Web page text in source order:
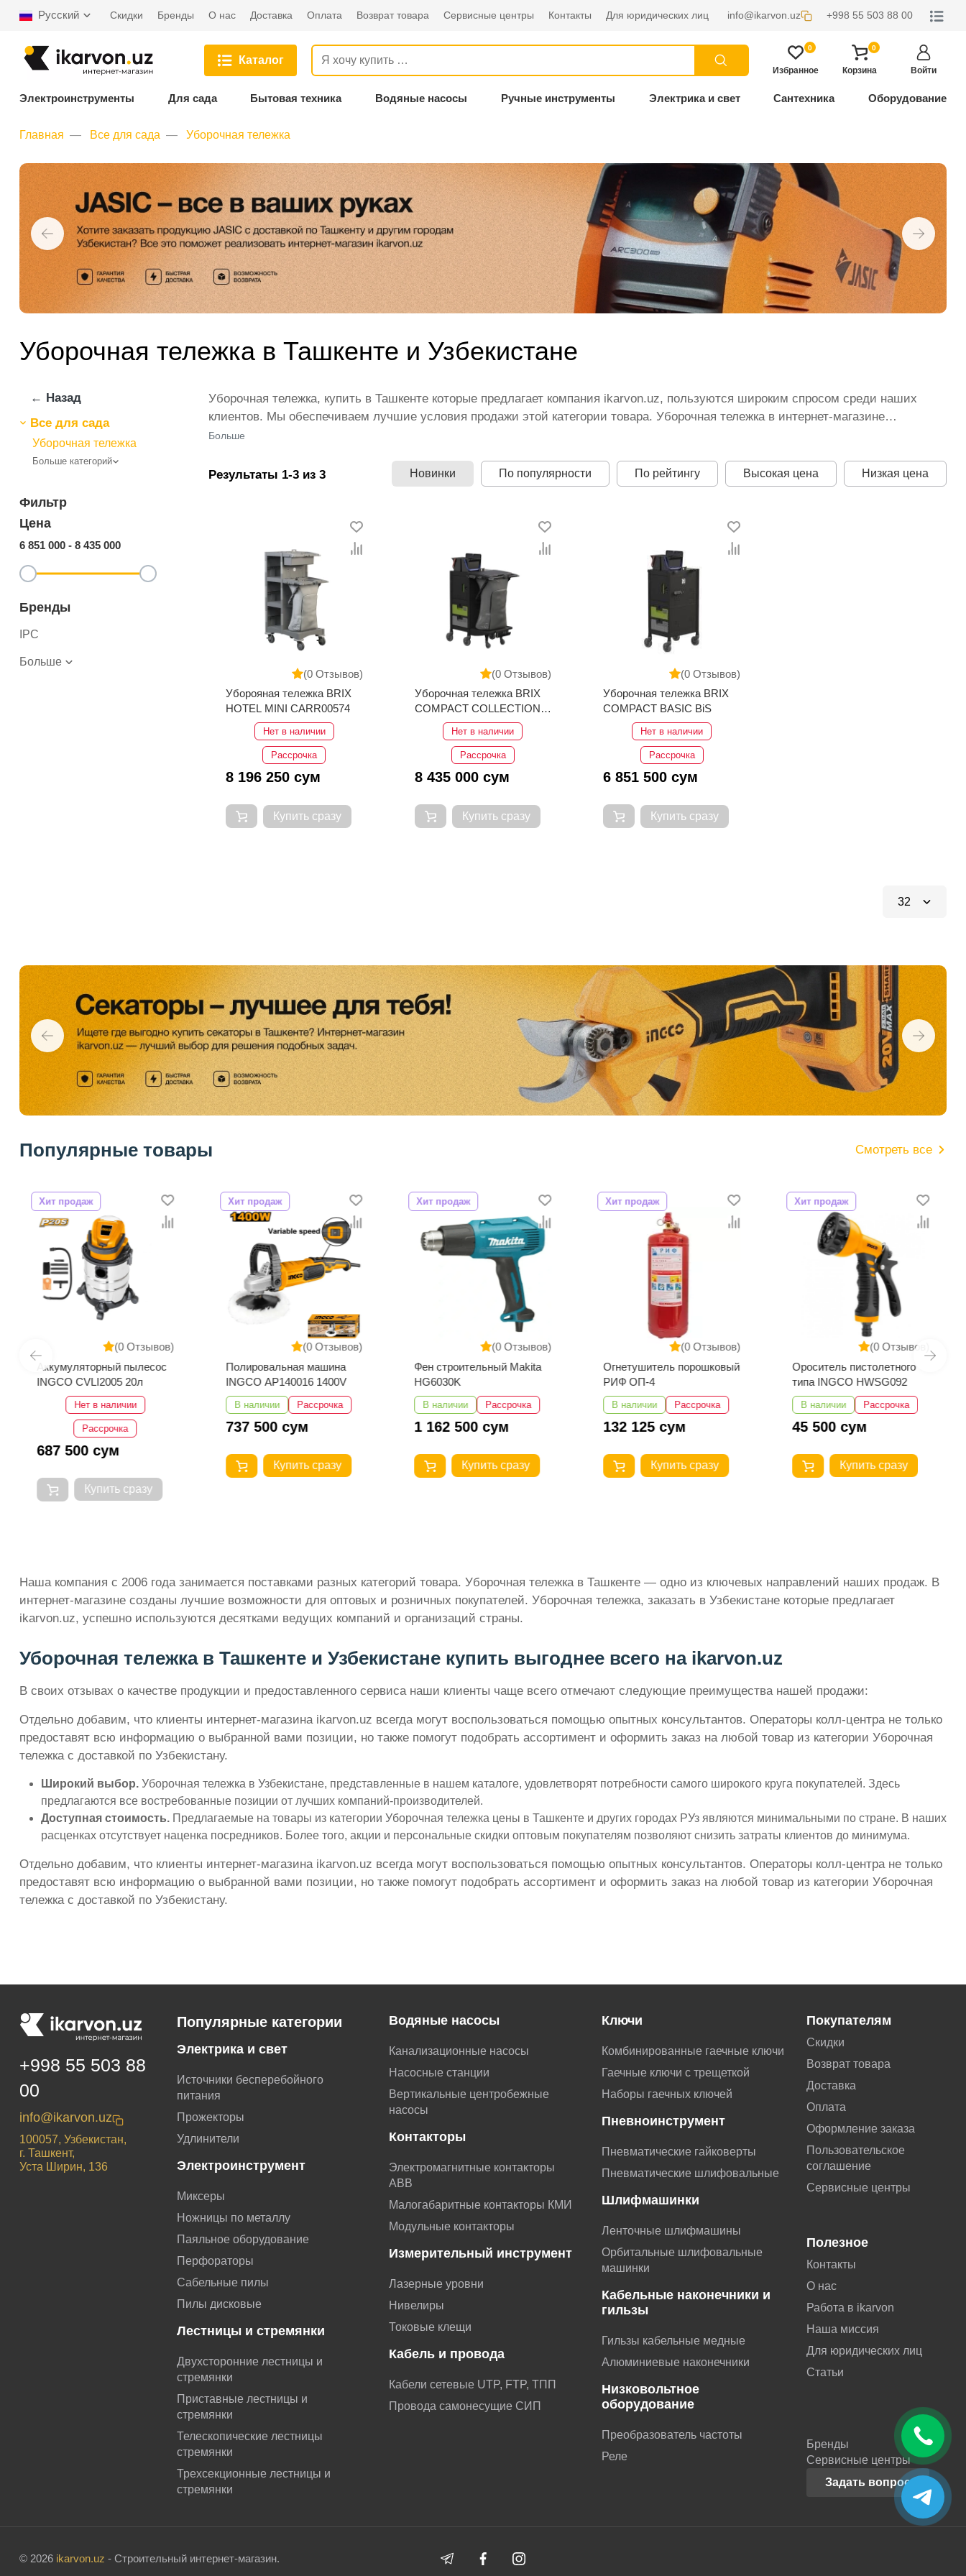
Русский Скидки Бренды О нас Доставка Оплата Возврат товара Сервисные центры Контакты Для юридических лиц info@ikarvon.uz +998 55 503 88 00
Каталог
0
Избранное
0
Корзина Войти
Электроинструменты Для сада Бытовая техника Водяные насосы Ручные инструменты Электрика и свет Сантехника Оборудование
Главная Все для сада Уборочная тележка
Уборочная тележка в Ташкенте и Узбекистане
← Назад
Все для сада
Уборочная тележка
Больше категорий
Фильтр
Цена
6 851 000 - 8 435 000
Бренды
IPC
Больше
Уборочная тележка, купить в Ташкенте которые предлагает компания ikarvon.uz, пользуются широким спросом среди наших
клиентов. Мы обеспечиваем лучшие условия продажи этой категории товара. Уборочная тележка в интернет-магазине
представлены ведущими производителями и брендами, список которых постоянно расширяется. Мы доставляем товар в любом
— это самый широкий диапазон цен. Причем здесь представлена оптимальная цена для каждой позиции из категории
Больше
Результаты 1-3 из 3 Новинки По популярности По рейтингу Высокая цена Низкая цена
(0 Отзывов)
Уборояная тележка BRIX
HOTEL MINI CARR00574
Нет в наличии
Рассрочка
8 196 250 сум
Купить сразу
(0 Отзывов)
Уборочная тележка BRIX
COMPACT COLLECTION
CARR01849
Нет в наличии
Рассрочка
8 435 000 сум
Купить сразу
(0 Отзывов)
Уборочная тележка BRIX
COMPACT BASIC BiS
Нет в наличии
Рассрочка
6 851 500 сум
Купить сразу
32
Популярные товары Смотреть все
(0 Отзывов)
Хит продаж
Аккумуляторный пылесос
INGCO CVLI2005 20л
Нет в наличии
Рассрочка
687 500 сум
Купить сразу
(0 Отзывов)
Хит продаж
Полировальная машина
INGCO AP140016 1400V
В наличии Рассрочка
737 500 сум
Купить сразу
(0 Отзывов)
Хит продаж
Фен строительный Makita
HG6030K
В наличии Рассрочка
1 162 500 сум
Купить сразу
(0 Отзывов)
Хит продаж
Огнетушитель порошковый
РИФ ОП-4
В наличии Рассрочка
132 125 сум
Купить сразу
(0 Отзывов)
Хит продаж
Ороситель пистолетного
типа INGCO HWSG092
В наличии Рассрочка
45 500 сум
Купить сразу
Наша компания с 2006 года занимается поставками разных категорий товара. Уборочная тележка в Ташкенте — одно из ключевых направлений наших продаж. В
интернет-магазине созданы лучшие возможности для оптовых и розничных покупателей. Уборочная тележка, заказать в Узбекистане которые предлагает
ikarvon.uz, успешно используются десятками ведущих компаний и организаций страны.
Уборочная тележка в Ташкенте и Узбекистане купить выгоднее всего на ikarvon.uz
В своих отзывах о качестве продукции и предоставленного сервиса наши клиенты чаще всего отмечают следующие преимущества нашей продажи:
Отдельно добавим, что клиенты интернет-магазина ikarvon.uz всегда могут воспользоваться помощью опытных консультантов. Операторы колл-центра не только
предоставят всю информацию о выбранной вами позиции, но также помогут подобрать ассортимент и оформить заказ на любой товар из категории Уборочная
тележка с доставкой по Узбекистану.
Широкий выбор. Уборочная тележка в Узбекистане, представленные в нашем каталоге, удовлетворят потребности самого широкого круга покупателей. Здесь
предлагаются все востребованные позиции от лучших компаний-производителей.
Доступная стоимость. Предлагаемые на товары из категории Уборочная тележка цены в Ташкенте и других городах РУз являются минимальными по стране. В наших
расценках отсутствует наценка посредников. Более того, акции и персональные скидки оптовым покупателям позволяют снизить затраты клиентов до минимума.
Отдельно добавим, что клиенты интернет-магазина ikarvon.uz всегда могут воспользоваться помощью опытных консультантов. Операторы колл-центра не только
предоставят всю информацию о выбранной вами позиции, но также помогут подобрать ассортимент и оформить заказ на любой товар из категории Уборочная
тележка с доставкой по Узбекистану.
+998 55 503 88
00
info@ikarvon.uz
100057, Узбекистан,
г. Ташкент,
Уста Ширин, 136
Популярные категории
Электрика и свет
Источники бесперебойного
питания
Прожекторы
Удлинители
Электроинструмент
Миксеры
Ножницы по металлу
Паяльное оборудование
Перфораторы
Сабельные пилы
Пилы дисковые
Лестницы и стремянки
Двухсторонние лестницы и
стремянки
Приставные лестницы и
стремянки
Телескопические лестницы
стремянки
Трехсекционные лестницы и
стремянки
Водяные насосы
Канализационные насосы
Насосные станции
Вертикальные центробежные
насосы
Контакторы
Электромагнитные контакторы
АВВ
Малогабаритные контакторы КМИ
Модульные контакторы
Измерительный инструмент
Лазерные уровни
Нивелиры
Токовые клещи
Кабель и провода
Кабели сетевые UTP, FTP, ТПП
Провода самонесущие СИП
Ключи
Комбинированные гаечные ключи
Гаечные ключи с трещеткой
Наборы гаечных ключей
Пневноинструмент
Пневматические гайковерты
Пневматические шлифовальные
Шлифмашинки
Ленточные шлифмашины
Орбитальные шлифовальные
машинки
Кабельные наконечники и
гильзы
Гильзы кабельные медные
Алюминиевые наконечники
Низковольтное
оборудование
Преобразователь частоты
Реле
Покупателям
Скидки
Возврат товара
Доставка
Оплата
Оформление заказа
Пользовательское
соглашение
Сервисные центры
Полезное
Контакты
О нас
Работа в ikarvon
Наша миссия
Для юридических лиц
Статьи
Бренды
Сервисные центры
Задать вопрос
© 2026 ikarvon.uz - Строительный интернет-магазин.